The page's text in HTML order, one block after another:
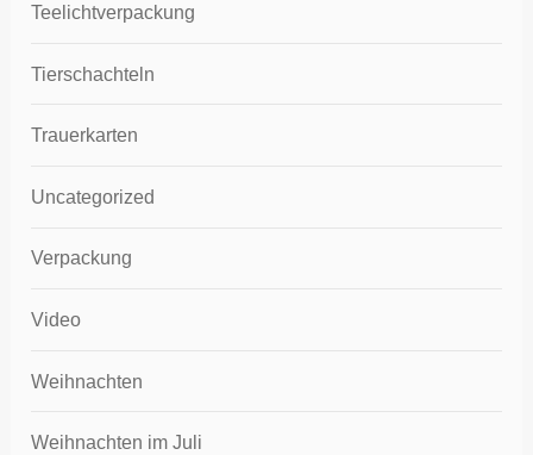
Teelichtverpackung
Tierschachteln
Trauerkarten
Uncategorized
Verpackung
Video
Weihnachten
Weihnachten im Juli